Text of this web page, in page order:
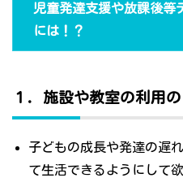
児童発達支援や放課後等
には！？
１．施設や教室の利用
子どもの成長や発達の遅
て生活できるようにして欲